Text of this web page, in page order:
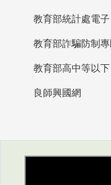
教育部詐騙防制專
良師興國網